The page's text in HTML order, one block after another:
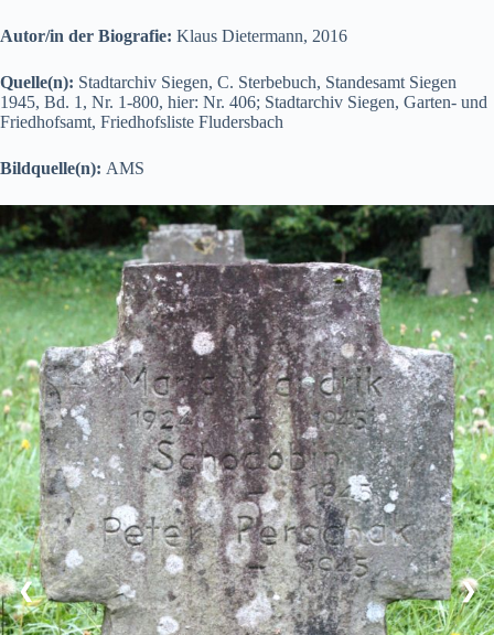
Autor/in der Biografie: Klaus Dietermann, 2016
Quelle(n): Stadtarchiv Siegen, C. Sterbebuch, Standesamt Siegen
1945, Bd. 1, Nr. 1-800, hier: Nr. 406; Stadtarchiv Siegen, Garten- und
Friedhofsamt, Friedhofsliste Fludersbach
Bildquelle(n): AMS
❮ ❯